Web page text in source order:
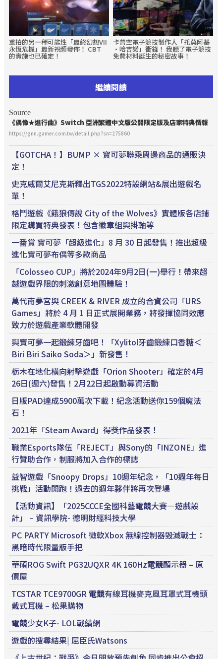
重拍的另一種可能性「最終幻想VII
永恆危機」最新視頻發佈！ CBT
的實施也已確定！
卡普空電子競技製作人「托莫阿基
·哈吉諾」衝鋒！ 我聽了電子競技
免費材料誕生的秘密故事！
繼續閱讀
Source
《偶像★進行曲》Switch 亞洲繁體中文版公開限定版及店家特典情報
https://gnn.gamer.com.tw/detail.php?sn=275860
【GOTCHA！】BUMP × 寶可夢聯乘周邊商品的通販決
定！
史克威爾艾尼克斯釋出TGS2022特設網站&展出遊戲名
單！
格鬥遊戲《餓狼傳說 City of the Wolves》實體版各店鋪
限定購買特典發表！包含徽章組與掛軸等
一番賞 寶可夢「超級進化」8 月 30 日起發售！推出超級
進化寶可夢布偶等多款商品
「Colosseo CUP」將於2024年9月2日(一)舉行！帶來超
越遊戲界限的刺激創意地圖體驗！
萬代南夢宮與 CREEK & RIVER 成立的合資公司「URS
Games」將於 4 月 1 日正式展開業務，將發揮協同效應
致力於遊戲產業軟體開發
與寶可夢一起鍛練牙齒吧！「Xylitol牙齒鍛練口香糖＜
Biri Biri Saiko Soda＞」新發售！
栃木在地化橫向射擊遊戲「Orion Shooter」確定於4月
26日(週六)發售！2月22日起啟動募資活動
日版PAD達成5900萬次下載！紀念活動送你159個魔法
石！
2021年「Steam Award」得獎作品發表！
職業Esports隊伍「REJECT」與Sony的「INZONE」進
行贊助合作，制服將加入合作的標誌
益智遊戲「Snoopy Drops」10週年紀念，「10週年每日
挑戰」活動開跑！過去的週年夥伴將再次登場
【活動資訊】「2025CCCE全國科藝電競大賽—遊戲設
計」 – 資訊學院- 德明財經科技大學
PC PARTY Microsoft 微軟Xbox 無線控制器毀滅戰士：
黑暗時代限量版手把
華碩ROG Swift PG32UQXR 4K 160Hz電競顯示器 – 原
價屋
TCSTAR TCE9700GR電競有線耳機麥克風耳罩式耳機頭
戴式耳機 – 松果購物
電競少女K子- LOL戰績網
遊戲的搜尋結果| 屈臣氏Watsons